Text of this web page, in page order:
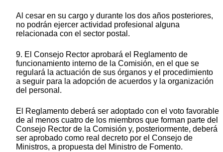
Al cesar en su cargo y durante los dos años posteriores,
no podrán ejercer actividad profesional alguna
relacionada con el sector postal.
9. El Consejo Rector aprobará el Reglamento de
funcionamiento interno de la Comisión, en el que se
regulará la actuación de sus órganos y el procedimiento
a seguir para la adopción de acuerdos y la organización
del personal.
El Reglamento deberá ser adoptado con el voto favorable
de al menos cuatro de los miembros que forman parte del
Consejo Rector de la Comisión y, posteriormente, deberá
ser aprobado como real decreto por el Consejo de
Ministros, a propuesta del Ministro de Fomento.